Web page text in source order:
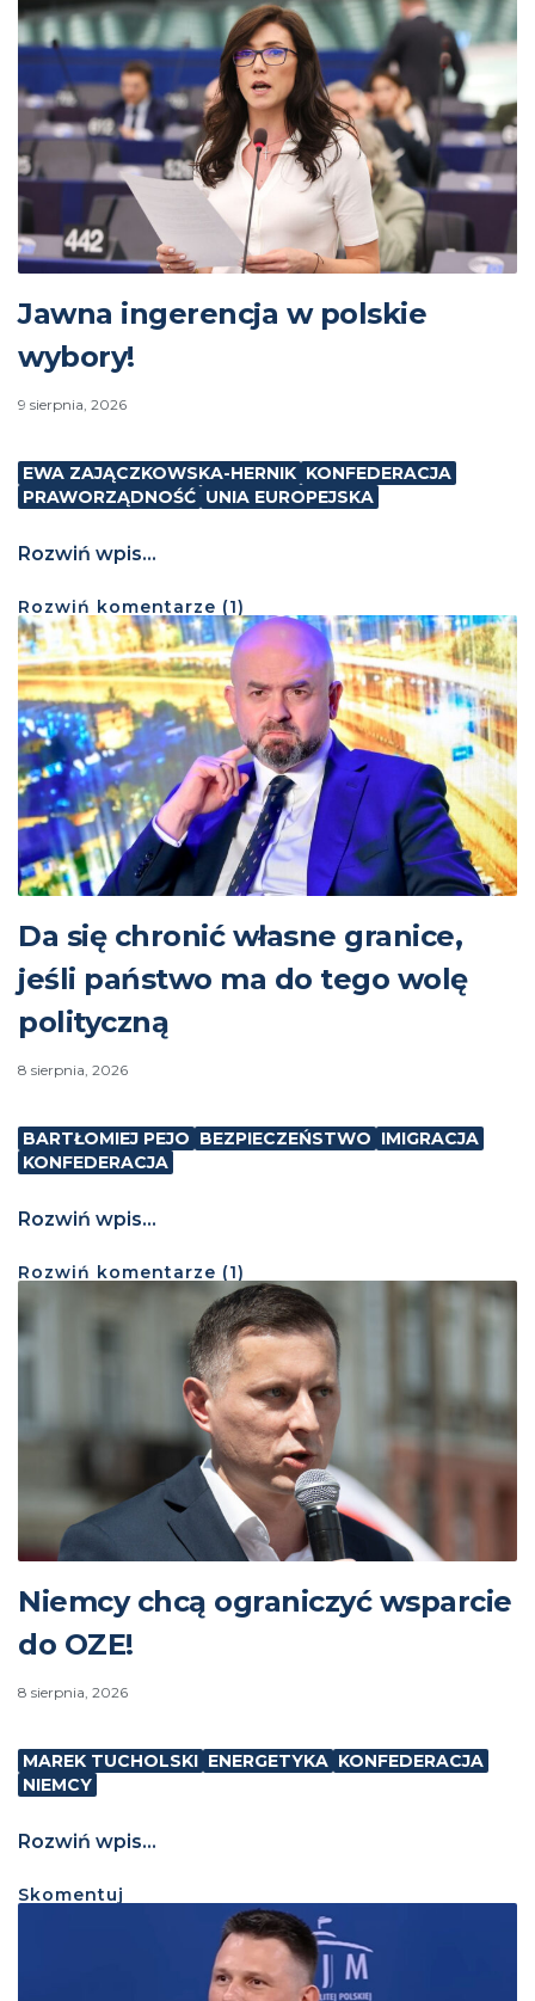
Jawna ingerencja w polskie
wybory!
9 sierpnia, 2026
EWA ZAJĄCZKOWSKA-HERNIK KONFEDERACJA
PRAWORZĄDNOŚĆ UNIA EUROPEJSKA
Rozwiń wpis...
Rozwiń komentarze (1)
Da się chronić własne granice,
jeśli państwo ma do tego wolę
polityczną
8 sierpnia, 2026
BARTŁOMIEJ PEJO BEZPIECZEŃSTWO IMIGRACJA
KONFEDERACJA
Rozwiń wpis...
Rozwiń komentarze (1)
Niemcy chcą ograniczyć wsparcie
do OZE!
8 sierpnia, 2026
MAREK TUCHOLSKI ENERGETYKA KONFEDERACJA
NIEMCY
Rozwiń wpis...
Skomentuj